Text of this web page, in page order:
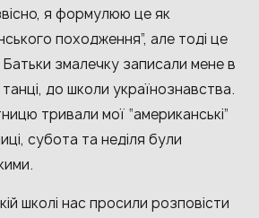
я формулюю це як
походження”, але тоді це
змалечку записали мене в
до школи українознавства.
тривали мої “американські”
субота та неділя були
школі нас просили розповісти